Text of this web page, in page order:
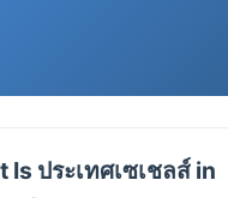
Is ประเทศเซเชลส์ in